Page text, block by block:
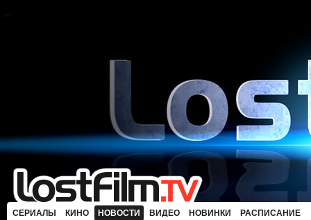
СЕРИАЛЫ КИНО НОВОСТИ ВИДЕО НОВИНКИ РАСПИСАНИЕ